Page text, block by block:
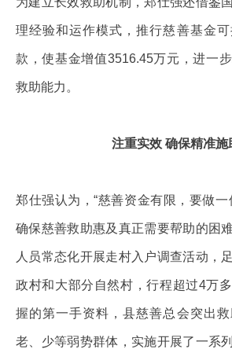
理经验和运作模式，推行慈善基金
款，使基金增值3516.45万元，进一
救助能力。
注重实效 确保精准施
郑仕强认为，“慈善资金有限，要做一
确保慈善救助惠及真正需要帮助的困
人员常态化开展走村入户调查活动，
政村和大部分自然村，行程超过4万
握的第一手资料，县慈善总会突出救
老、少等弱势群体，实施开展了一系